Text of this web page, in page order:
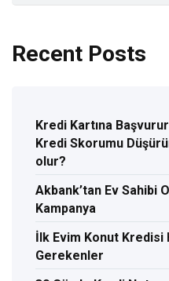
Recent Posts
Kredi Kartına
Kredi Skorumu
olur?
Akbank’tan Ev Sahibi
Kampanya
İlk Evim Konut Kredisi
Gerekenler